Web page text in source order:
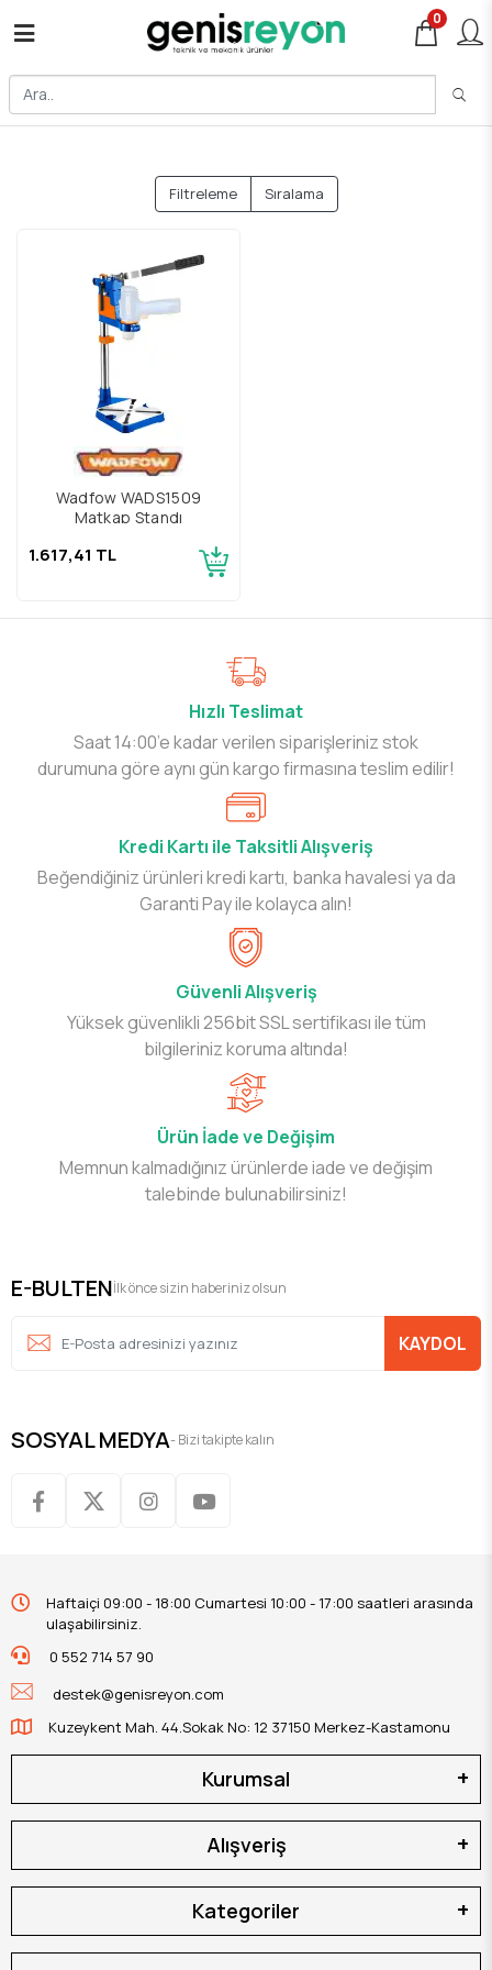
0
Filtreleme Sıralama
Wadfow WADS1509
Matkap Standı
1.617,41 TL
Hızlı Teslimat
Saat 14:00’e kadar verilen siparişleriniz stok
durumuna göre aynı gün kargo firmasına teslim edilir!
Kredi Kartı ile Taksitli Alışveriş
Beğendiğiniz ürünleri kredi kartı, banka havalesi ya da
Garanti Pay ile kolayca alın!
Güvenli Alışveriş
Yüksek güvenlikli 256bit SSL sertifikası ile tüm
bilgileriniz koruma altında!
Ürün İade ve Değişim
Memnun kalmadığınız ürünlerde iade ve değişim
talebinde bulunabilirsiniz!
E-BULTENİlk önce sizin haberiniz olsun
KAYDOL
SOSYAL MEDYA- Bizi takipte kalın
Haftaiçi 09:00 - 18:00 Cumartesi 10:00 - 17:00 saatleri arasında
ulaşabilirsiniz.
0 552 714 57 90
destek@genisreyon.com
Kuzeykent Mah. 44.Sokak No: 12 37150 Merkez-Kastamonu
Kurumsal
Alışveriş
Kategoriler